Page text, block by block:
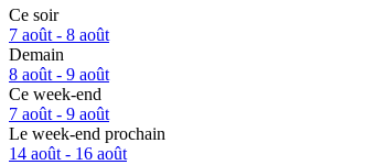
Ce soir
7 août - 8 août
Demain
8 août - 9 août
Ce week-end
7 août - 9 août
Le week-end prochain
14 août - 16 août